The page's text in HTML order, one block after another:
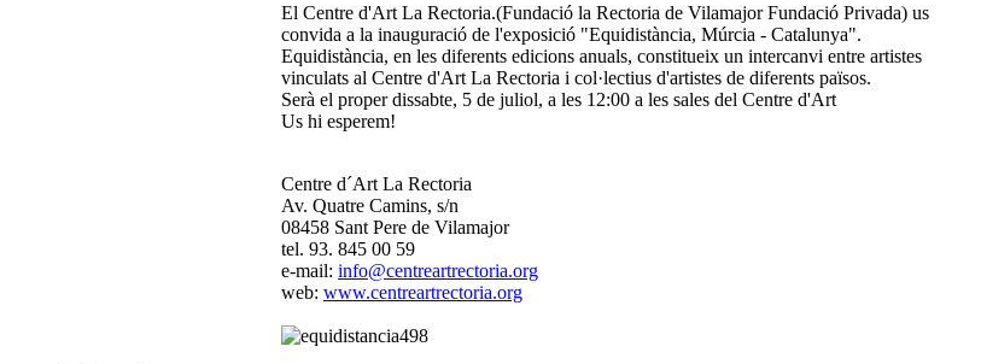
El Centre d'Art La Rectoria.(Fundació la Rectoria de Vilamajor Fundació Privada) us
convida a la inauguració de l'exposició "Equidistància, Múrcia - Catalunya".
Equidistància, en les diferents edicions anuals, constitueix un intercanvi entre artistes
vinculats al Centre d'Art La Rectoria i col·lectius d'artistes de diferents països.
Serà el proper dissabte, 5 de juliol, a les 12:00 a les sales del Centre d'Art
Us hi esperem!
Centre d´Art La Rectoria
Av. Quatre Camins, s/n
08458 Sant Pere de Vilamajor
tel. 93. 845 00 59
e-mail: info@centreartrectoria.org
web: www.centreartrectoria.org